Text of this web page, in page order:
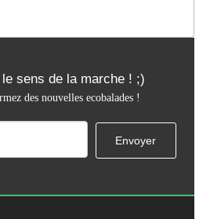
sens de la marche ! ;)
des nouvelles ecobalades !